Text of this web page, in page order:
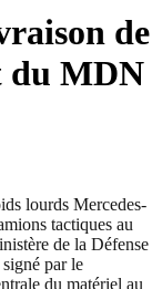
de
du MDN
lourds Mercedes-
tactiques au
de la Défense
par le
du matériel au